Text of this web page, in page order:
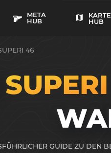
META
HUB
HUB
46
GUIDE ZU DEN